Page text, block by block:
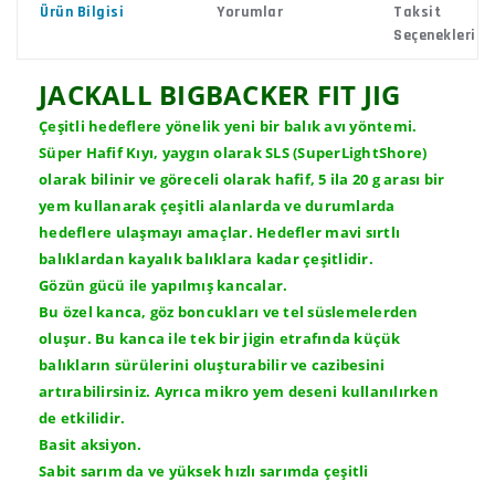
Ürün Bilgisi Yorumlar
Taksit
Seçenekleri
JACKALL BIGBACKER FIT JIG
Çeşitli hedeflere yönelik yeni bir balık avı yöntemi.
Süper Hafif Kıyı, yaygın olarak SLS (SuperLightShore)
olarak bilinir ve göreceli olarak hafif, 5 ila 20 g arası bir
yem kullanarak çeşitli alanlarda ve durumlarda
hedeflere ulaşmayı amaçlar. Hedefler mavi sırtlı
balıklardan kayalık balıklara kadar çeşitlidir.
Gözün gücü ile yapılmış kancalar.
Bu özel kanca, göz boncukları ve tel süslemelerden
oluşur. Bu kanca ile tek bir jigin etrafında küçük
balıkların sürülerini oluşturabilir ve cazibesini
artırabilirsiniz. Ayrıca mikro yem deseni kullanılırken
de etkilidir.
Basit aksiyon.
Sabit sarım da ve yüksek hızlı sarımda çeşitli